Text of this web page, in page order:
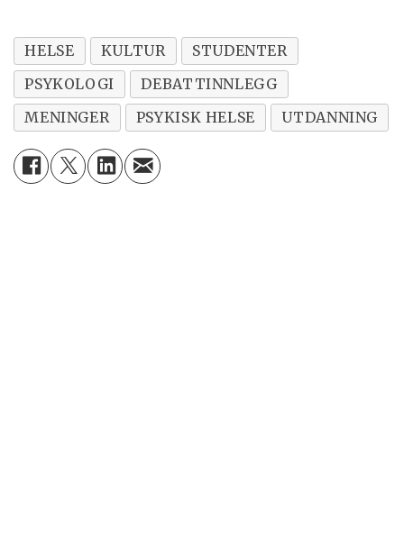
HELSE KULTUR
STUDENTER
PSYKOLOGI
DEBATTINNLEGG
MENINGER
PSYKISK HELSE UTDANNING